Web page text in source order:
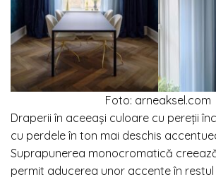
Foto: arneaksel.com
Draperii în aceeași culoare cu pereții
cu perdele în ton mai deschis
Suprapunerea monocromatică
permit aducerea unor accente în restul